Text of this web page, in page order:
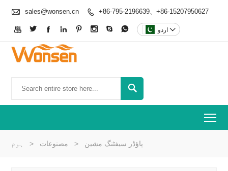
 sales@wonsen.cn  +86-795-2196639、+86-15207950627
        اردو 

ہوم > مصنوعات > پاؤڈر سیفٹنگ مشین